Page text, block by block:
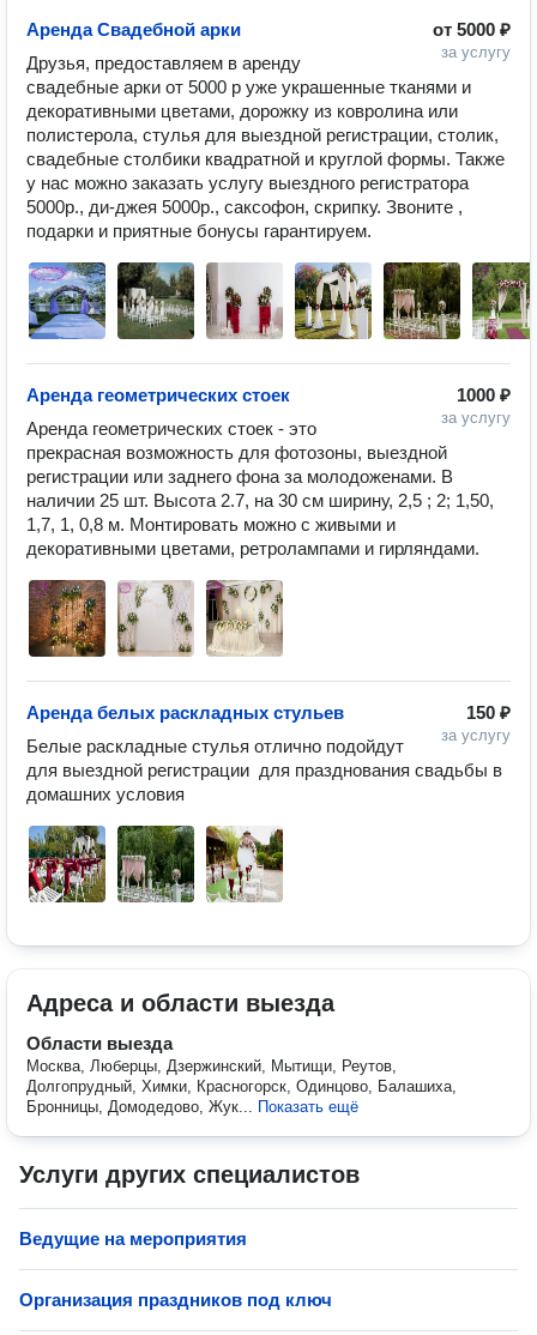
от 5000 ₽
за услугу
Аренда Свадебной арки
Друзья, предоставляем в аренду
свадебные арки от 5000 р уже украшенные тканями и
декоративными цветами, дорожку из ковролина или
полистерола, стулья для выездной регистрации, столик,
свадебные столбики квадратной и круглой формы. Также
у нас можно заказать услугу выездного регистратора
5000р., ди-джея 5000р., саксофон, скрипку. Звоните ,
подарки и приятные бонусы гарантируем.
1000 ₽
за услугу
Аренда геометрических стоек
Аренда геометрических стоек - это
прекрасная возможность для фотозоны, выездной
регистрации или заднего фона за молодоженами. В
наличии 25 шт. Высота 2.7, на 30 см ширину, 2,5 ; 2; 1,50,
1,7, 1, 0,8 м. Монтировать можно с живыми и
декоративными цветами, ретролампами и гирляндами.
150 ₽
за услугу
Аренда белых раскладных стульев
Белые раскладные стулья отлично подойдут
для выездной регистрации  для празднования свадьбы в
домашних условия
Адреса и области выезда
Области выезда
Москва, Люберцы, Дзержинский, Мытищи, Реутов,
Долгопрудный, Химки, Красногорск, Одинцово, Балашиха,
Бронницы, Домодедово, Жук... Показать ещё
Услуги других специалистов
Ведущие на мероприятия
Организация праздников под ключ